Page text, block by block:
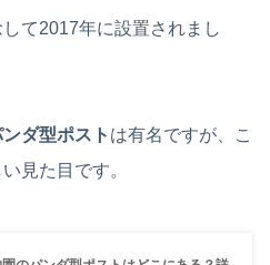
て2017年に設置されまし
ダ型ポスト は有名ですが、こ
見た目です。